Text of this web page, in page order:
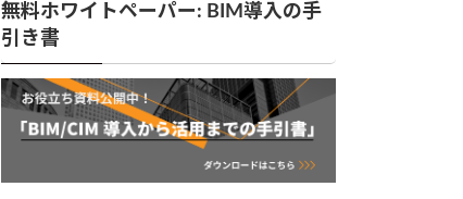
無料ホワイトペーパー: BIM導入の手
引き書